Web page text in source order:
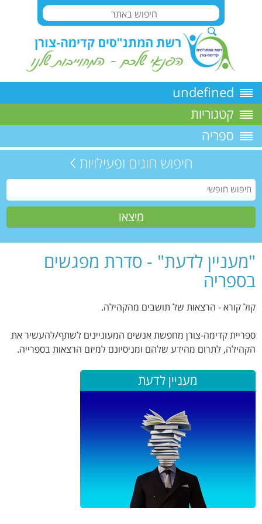
undefined
קטגוריות
ספריה
חיפוש חוגים ופעילויות
"מעניין לדעת" - סדרת מפגשים
בספריה
קול קורא - הרצאות של תושבים מהקהילה.
ספריית קדימה-צורן מחפשת אנשים המעוניינים לשתף/להעשיר את
הקהילה, לתרום מהידע שלהם ומניסיונם למיזם הרצאות בספרייה.
מעניין לדעת